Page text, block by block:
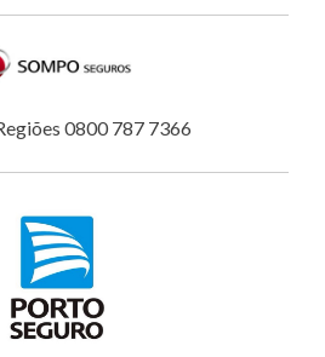
0800 787 7366